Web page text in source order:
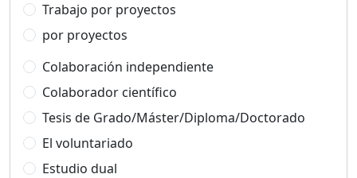
Trabajo por proyectos
por proyectos
Colaboración independiente
Colaborador científico
Tesis de Grado/Máster/Diploma/Doctorado
El voluntariado
Estudio dual